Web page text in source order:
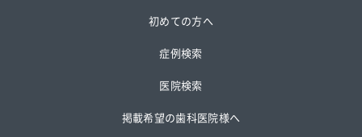
初めての方へ
症例検索
医院検索
掲載希望の歯科医院様へ